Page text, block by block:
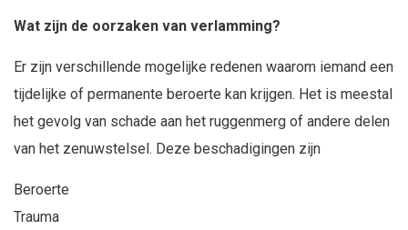
Wat zijn de oorzaken van verlamming?
Er zijn verschillende mogelijke redenen waarom iemand een
tijdelijke of permanente beroerte kan krijgen. Het is meestal
het gevolg van schade aan het ruggenmerg of andere delen
van het zenuwstelsel. Deze beschadigingen zijn
Beroerte
Trauma